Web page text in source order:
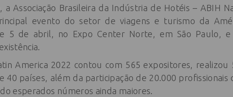
Associação Brasileira da Indústria de Hotéis – ABIH
evento do setor de viagens e turismo da
5 de abril, no Expo Center Norte, em São Paulo, e
America 2022 contou com 565 expositores, realizou
40 países, além da participação de 20.000 profissionais
esperados números ainda maiores.